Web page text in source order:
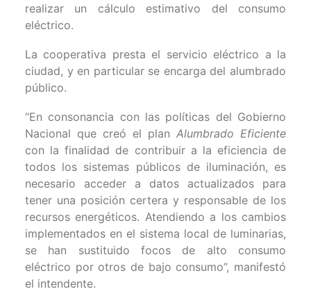
realizar un cálculo estimativo del consumo
eléctrico.
La cooperativa presta el servicio eléctrico a la
ciudad, y en particular se encarga del alumbrado
público.
“En consonancia con las políticas del Gobierno
Nacional que creó el plan Alumbrado Eficiente
con la finalidad de contribuir a la eficiencia de
todos los sistemas públicos de iluminación, es
necesario acceder a datos actualizados para
tener una posición certera y responsable de los
recursos energéticos. Atendiendo a los cambios
implementados en el sistema local de luminarias,
se han sustituido focos de alto consumo
eléctrico por otros de bajo consumo”, manifestó
el intendente.